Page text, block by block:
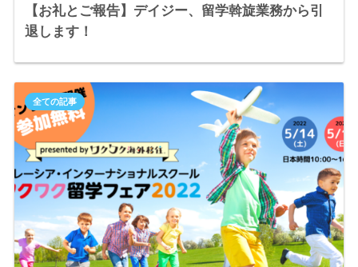
【お礼とご報告】デイジー、留学斡旋業務から引
退します！
全ての記事